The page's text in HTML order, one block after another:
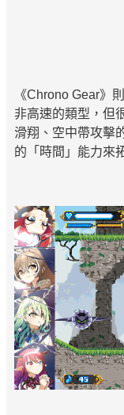
《Chrono Gear》
非高速的類型，但
滑翔、空中帶攻擊
的「時間」能力來